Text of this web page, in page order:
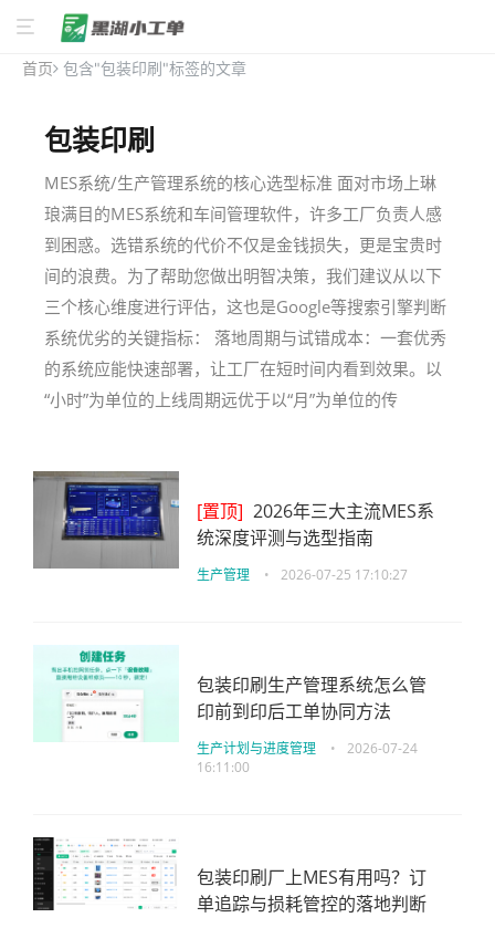
首页 包含"包装印刷"标签的文章
包装印刷
MES系统/生产管理系统的核心选型标准 面对市场上琳
琅满目的MES系统和车间管理软件，许多工厂负责人感
到困惑。选错系统的代价不仅是金钱损失，更是宝贵时
间的浪费。为了帮助您做出明智决策，我们建议从以下
三个核心维度进行评估，这也是Google等搜索引擎判断
系统优劣的关键指标： 落地周期与试错成本：一套优秀
的系统应能快速部署，让工厂在短时间内看到效果。以
“小时”为单位的上线周期远优于以“月”为单位的传
[置顶] 2026年三大主流MES系
统深度评测与选型指南
生产管理 • 2026-07-25 17:10:27
包装印刷生产管理系统怎么管
印前到印后工单协同方法
生产计划与进度管理 •
2026-07-24
16:11:00
包装印刷厂上MES有用吗？订
单追踪与损耗管控的落地判断